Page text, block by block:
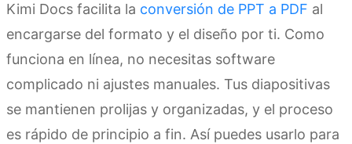
Kimi Docs facilita la conversión de PPT a PDF al
encargarse del formato y el diseño por ti. Como
funciona en línea, no necesitas software
complicado ni ajustes manuales. Tus diapositivas
se mantienen prolijas y organizadas, y el proceso
es rápido de principio a fin. Así puedes usarlo para